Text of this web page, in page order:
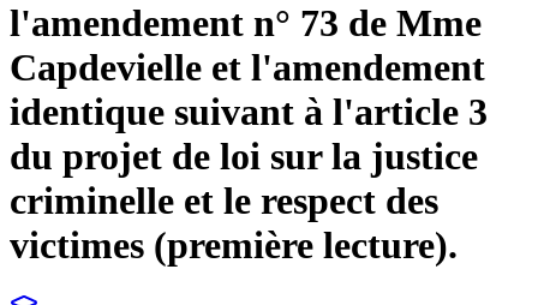
l'amendement n° 73 de Mme
Capdevielle et l'amendement
identique suivant à l'article 3
du projet de loi sur la justice
criminelle et le respect des
victimes (première lecture).